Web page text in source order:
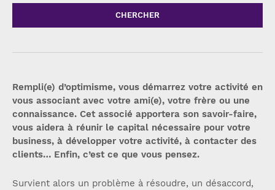
Rempli(e) d’optimisme, vous démarrez votre activité en
vous associant avec votre ami(e), votre frère ou une
connaissance. Cet associé apportera son savoir-faire,
vous aidera à réunir le capital nécessaire pour votre
business, à développer votre activité, à contacter des
clients… Enfin, c’est ce que vous pensez.
Survient alors un problème à résoudre, un désaccord,
CHERCHER